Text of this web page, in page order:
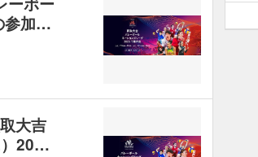
参加…
大吉
）20…